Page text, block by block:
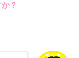
？